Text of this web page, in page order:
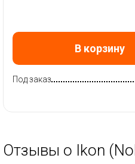
В корзину
Под заказ
Отзывы о Ikon